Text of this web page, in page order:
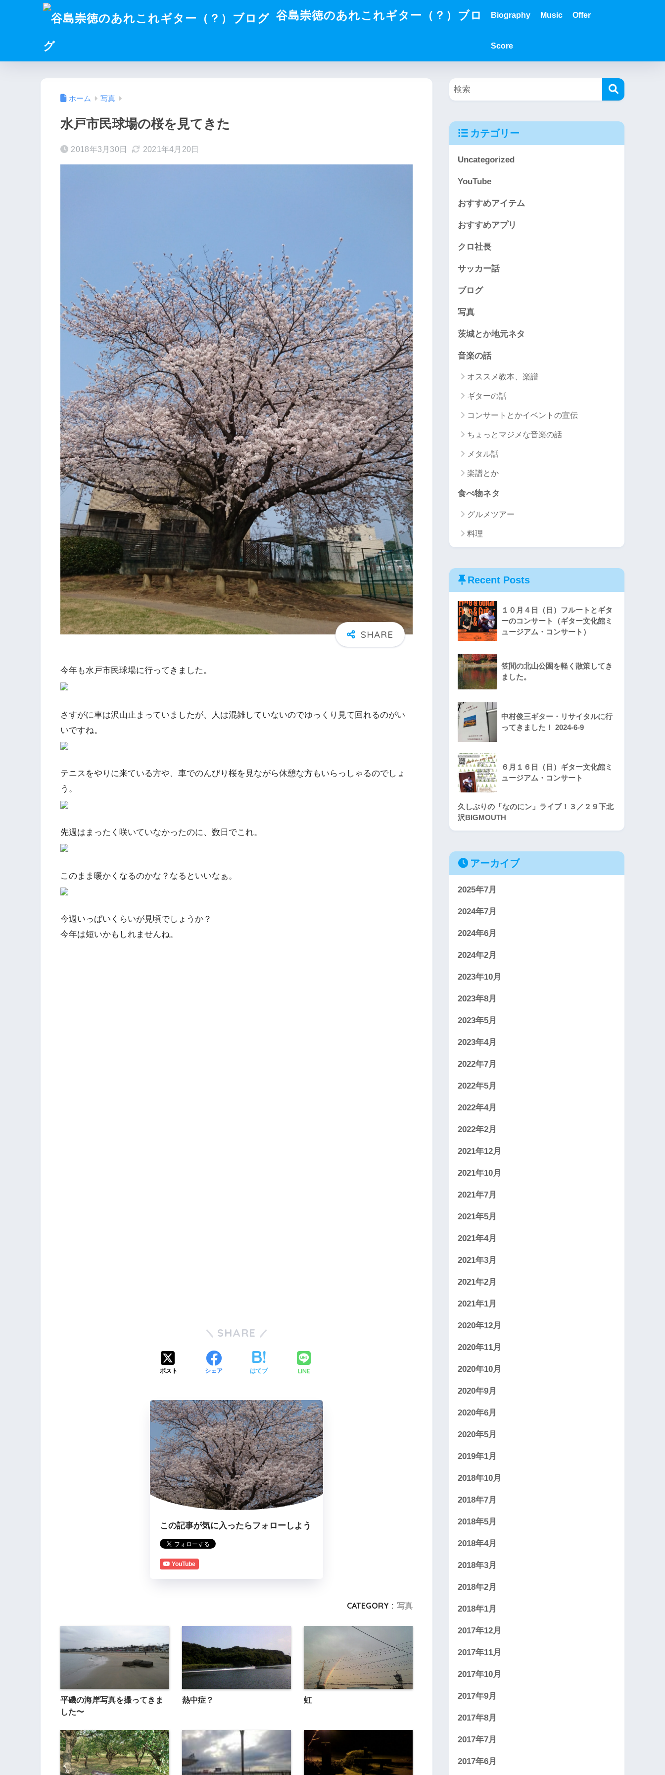
谷島崇徳のあれこれギター（？）ブロ
グ
Biography Music Offer
Score
ホーム 写真
水戸市民球場の桜を見てきた
2018年3月30日 2021年4月20日
今年も水戸市民球場に行ってきました。
さすがに車は沢山止まっていましたが、人は混雑していないのでゆっくり見て回れるのがい
いですね。
テニスをやりに来ている方や、車でのんびり桜を見ながら休憩な方もいらっしゃるのでしょ
う。
先週はまったく咲いていなかったのに、数日でこれ。
このまま暖かくなるのかな？なるといいなぁ。
今週いっぱいくらいが見頃でしょうか？
今年は短いかもしれませんね。
SHARE
ポスト シェア はてブ LINE
この記事が気に入ったらフォローしよう
YouTube
CATEGORY : 写真
平磯の海岸写真を撮ってきま
した〜
熱中症？ 虹
カテゴリー
Uncategorized
YouTube
おすすめアイテム
おすすめアプリ
クロ社長
サッカー話
ブログ
写真
茨城とか地元ネタ
音楽の話
オススメ教本、楽譜
ギターの話
コンサートとかイベントの宣伝
ちょっとマジメな音楽の話
メタル話
楽譜とか
食べ物ネタ
グルメツアー
料理
Recent Posts
１０月４日（日）フルートとギタ
ーのコンサート（ギター文化館ミ
ュージアム・コンサート）
笠間の北山公園を軽く散策してき
ました。
中村俊三ギター・リサイタルに行
ってきました！ 2024-6-9
６月１６日（日）ギター文化館ミ
ュージアム・コンサート
久しぶりの「なのにン」ライブ！３／２９下北
沢BIGMOUTH
アーカイブ
2025年7月
2024年7月
2024年6月
2024年2月
2023年10月
2023年8月
2023年5月
2023年4月
2022年7月
2022年5月
2022年4月
2022年2月
2021年12月
2021年10月
2021年7月
2021年5月
2021年4月
2021年3月
2021年2月
2021年1月
2020年12月
2020年11月
2020年10月
2020年9月
2020年6月
2020年5月
2019年1月
2018年10月
2018年7月
2018年5月
2018年4月
2018年3月
2018年2月
2018年1月
2017年12月
2017年11月
2017年10月
2017年9月
2017年8月
2017年7月
2017年6月